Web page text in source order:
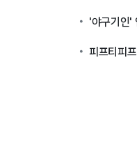
'야구기인'
피프티피